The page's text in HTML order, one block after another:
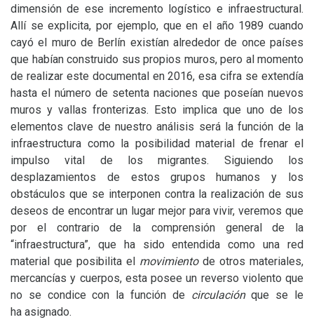
dimensión de ese incremento logístico e infraestructural.
Allí se explicita, por ejemplo, que en el año 1989 cuando
cayó el muro de Berlín existían alrededor de once países
que habían construido sus propios muros, pero al momento
de realizar este documental en 2016, esa cifra se extendía
hasta el número de setenta naciones que poseían nuevos
muros y vallas fronterizas. Esto implica que uno de los
elementos clave de nuestro análisis será la función de la
infraestructura como la posibilidad material de frenar el
impulso vital de los migrantes. Siguiendo los
desplazamientos de estos grupos humanos y los
obstáculos que se interponen contra la realización de sus
deseos de encontrar un lugar mejor para vivir, veremos que
por el contrario de la comprensión general de la
“infraestructura”, que ha sido entendida como una red
material que posibilita el movimientode otros materiales,
mercancías y cuerpos, esta posee un reverso violento que
no se condice con la función de circulaciónque se le
ha asignado.